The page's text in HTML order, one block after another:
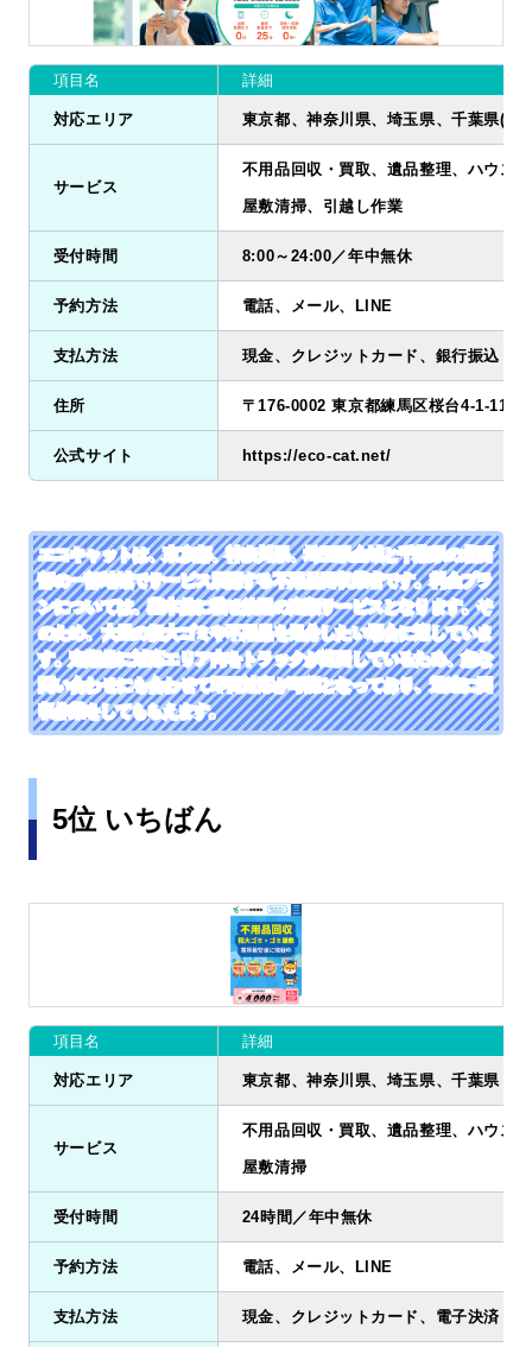
項目名 詳細
対応エリア 東京都、神奈川県、埼玉県、千葉県(北
サービス
不用品回収・買取、遺品整理、ハウス
屋敷清掃、引越し作業
受付時間 8:00～24:00／年中無休
予約方法 電話、メール、LINE
支払方法 現金、クレジットカード、銀行振込
住所 〒176-0002 東京都練馬区桜台4-1-11
公式サイト https://eco-cat.net/
エコキャットは、東京都、神奈川県、埼玉県全域と千葉県の北西
部の一部地域でサービス展開する不用品回収業者です。料金プラ
ンについては、基本的に載せ放題の定額サービスとなります。そ
のため、大量の粗大ゴミや不用品を処分したい場合に適していま
す。定期的に対応エリア内をトラックが巡回しているため、急な
問い合わせにも合わせて即日対応が可能となっており、迅速に回
収作業をしてもらえます。
5位 いちばん
項目名 詳細
対応エリア 東京都、神奈川県、埼玉県、千葉県
サービス
不用品回収・買取、遺品整理、ハウス
屋敷清掃
受付時間 24時間／年中無休
予約方法 電話、メール、LINE
支払方法 現金、クレジットカード、電子決済